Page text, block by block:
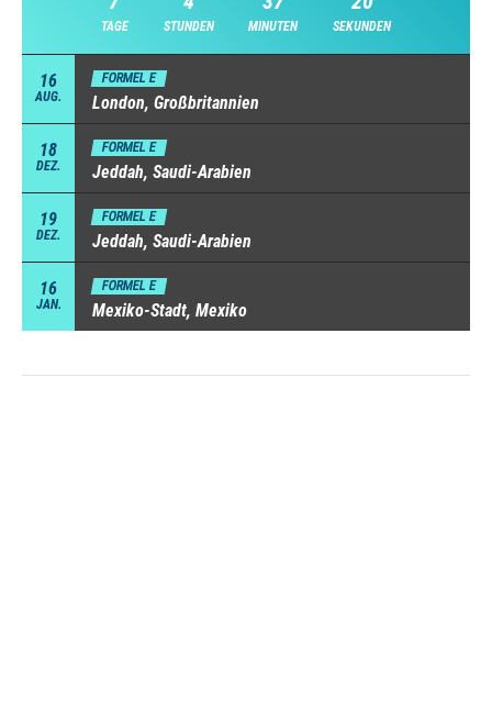
TAGE STUNDEN MINUTEN SEKUNDEN
16
AUG.
FORMEL E
London, Großbritannien
18
DEZ.
FORMEL E
Jeddah, Saudi-Arabien
19
DEZ.
FORMEL E
Jeddah, Saudi-Arabien
16
JAN.
FORMEL E
Mexiko-Stadt, Mexiko